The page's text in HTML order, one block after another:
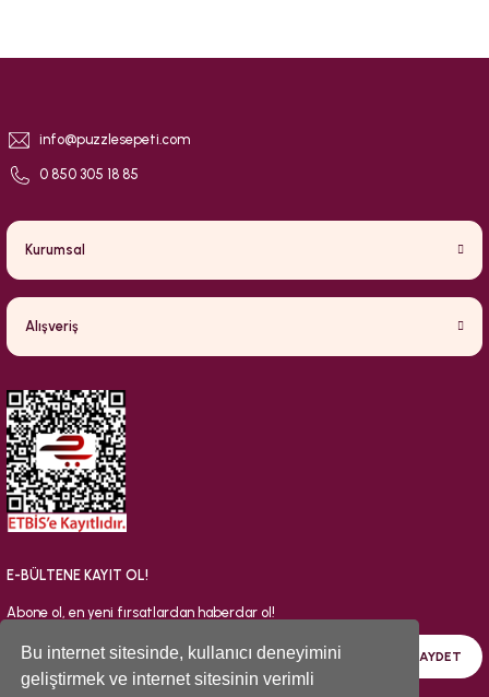
Bu internet sitesinde, kullanıcı deneyimini
geliştirmek ve internet sitesinin verimli
info@puzzlesepeti.com
0 850 305 18 85
Kurumsal
Alışveriş
E-BÜLTENE KAYIT OL!
Abone ol, en yeni fırsatlardan haberdar ol!
KAYDET